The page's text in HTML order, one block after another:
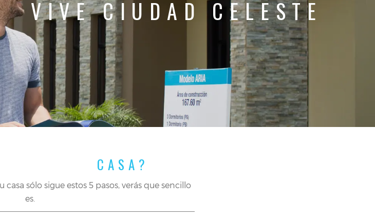
VIVE CIUDAD CELESTE
CASA?
sólo sigue estos 5 pasos, verás que sencillo
es.